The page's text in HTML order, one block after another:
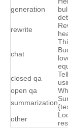
generation
rewrite
chat
closed qa
open qa
summarization
other